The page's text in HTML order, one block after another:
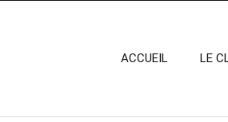
ACCUEIL LE